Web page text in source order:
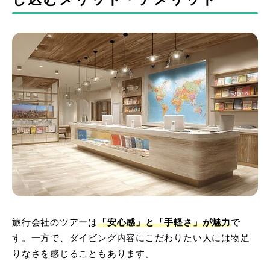
旅行会社のツアーは「安心感」と「手軽さ」が魅力で
す。一方で、ダイビング内容にこだわりたい人には物足
りなさを感じることもあります。